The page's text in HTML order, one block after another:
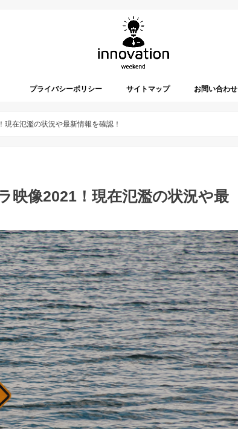
プライバシーポリシー サイトマップ お問い合わせ
在氾濫の状況や最新情報を確認！
映像2021！現在氾濫の状況や最